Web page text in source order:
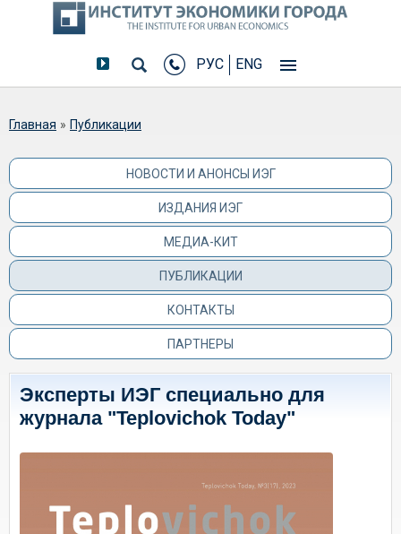
РУС ENG
Вы здесь
Главная » Публикации
НОВОСТИ И АНОНСЫ ИЭГ
ИЗДАНИЯ ИЭГ
МЕДИА-КИТ
ПУБЛИКАЦИИ
КОНТАКТЫ
ПАРТНЕРЫ
Эксперты ИЭГ специально для
журнала "Teplovichok Today"